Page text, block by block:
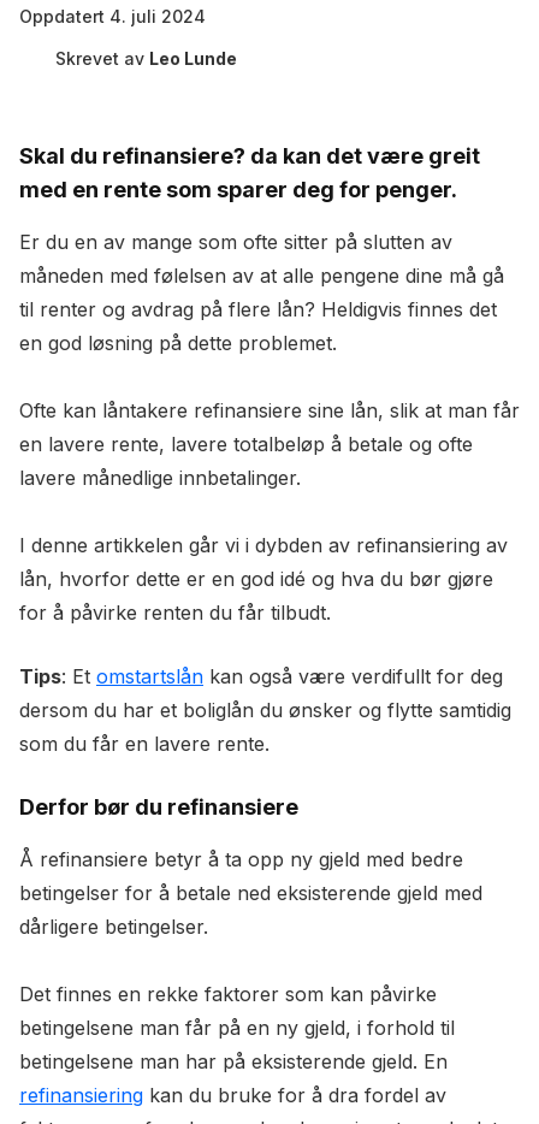
Oppdatert 4. juli 2024
Skrevet av Leo Lunde
Skal du refinansiere? da kan det være greit
med en rente som sparer deg for penger.
Er du en av mange som ofte sitter på slutten av
måneden med følelsen av at alle pengene dine må gå
til renter og avdrag på flere lån? Heldigvis finnes det
en god løsning på dette problemet.
Ofte kan låntakere refinansiere sine lån, slik at man får
en lavere rente, lavere totalbeløp å betale og ofte
lavere månedlige innbetalinger.
I denne artikkelen går vi i dybden av refinansiering av
lån, hvorfor dette er en god idé og hva du bør gjøre
for å påvirke renten du får tilbudt.
Tips: Et omstartslån kan også være verdifullt for deg
dersom du har et boliglån du ønsker og flytte samtidig
som du får en lavere rente.
Derfor bør du refinansiere
Å refinansiere betyr å ta opp ny gjeld med bedre
betingelser for å betale ned eksisterende gjeld med
dårligere betingelser.
Det finnes en rekke faktorer som kan påvirke
betingelsene man får på en ny gjeld, i forhold til
betingelsene man har på eksisterende gjeld. En
refinansiering kan du bruke for å dra fordel av